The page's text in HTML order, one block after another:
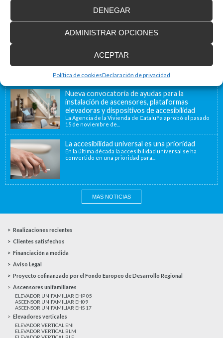
ACEPTAR
DENEGAR
ADMINISTRAR OPCIONES
Política de cookiesDeclaración de privacidad
están adaptadas a...
personas con movilidad reducida, también en
Nuestra ubicación geográfica cercana a la frontera
francesa, a 40 minutos, nos permite ofrecer...
Nueva convocatoria de ayudas para la
instalación de ascensores, plataformas
elevadoras y dispositivos de accesibilidad
La Agencia de la Vivienda de Cataluña aprobó el pasado
15 de noviembre de...
La accesibilidad universal es una prioridad
En la última década la accesibilidad universal se ha
convertido en una prioridad para...
MAS NOTICIAS
Realizaciones recientes
Clientes satisfechos
Financiación a medida
Aviso Legal
Proyecto cofinanzado por el Fondo Europeo de Desarrollo Regional
Ascensores unifamiliares
ELEVADOR UNIFAMILIAR EHP 05
ASCENSOR UNIFAMILIAR EH09
ASCENSOR UNIFAMILIAR EHS 17
Elevadores verticales
ELEVADOR VERTICAL ENI
ELEVADOR VERTICAL BLM